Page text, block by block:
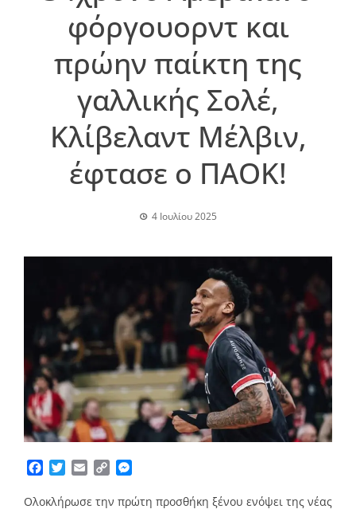
φόργουορντ και
πρώην παίκτη της
γαλλικής Σολέ,
Κλίβελαντ Μέλβιν,
έφτασε ο ΠΑΟΚ!
4 Ιουλίου 2025
Facebook
TwitterEmailCopy
Ολοκλήρωσε την πρώτη προσθήκη ξένου ενόψει της νέας